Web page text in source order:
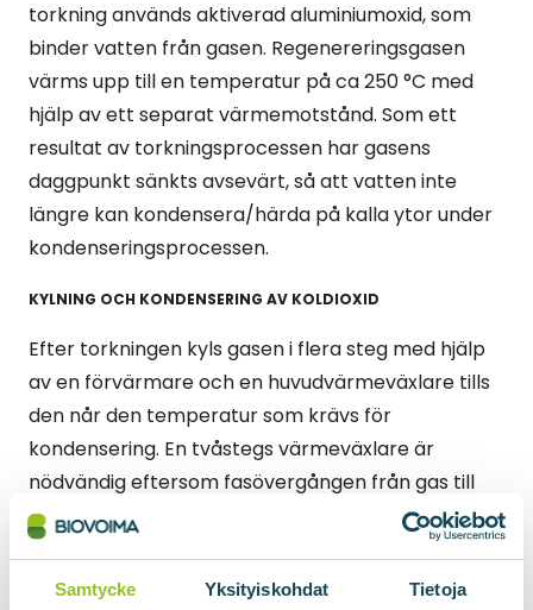
Samtycke Yksityiskohdat Tietoja
torkning används aktiverad aluminiumoxid, som
binder vatten från gasen. Regenereringsgasen
värms upp till en temperatur på ca 250 °C med
hjälp av ett separat värmemotstånd. Som ett
resultat av torkningsprocessen har gasens
daggpunkt sänkts avsevärt, så att vatten inte
längre kan kondensera/härda på kalla ytor under
kondenseringsprocessen.
KYLNING OCH KONDENSERING AV KOLDIOXID
Efter torkningen kyls gasen i flera steg med hjälp
av en förvärmare och en huvudvärmeväxlare tills
den når den temperatur som krävs för
kondensering. En tvåstegs värmeväxlare är
nödvändig eftersom fasövergången från gas till
vätska frigör mycket värme, och flera steg
förbättrar kondenseringshastigheten. För
kylningen används en kylmaskin som kan kyla